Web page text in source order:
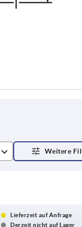
Lieferzeit auf Anfrage
Derzeit nicht auf Lager